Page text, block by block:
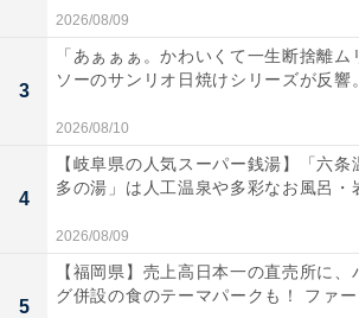
2026/08/09
3
「あぁぁぁ。かわいくて一生断捨離ム
ソーのサンリオ日焼けシリーズが反響
2026/08/10
4
【岐阜県の人気スーパー銭湯】「六条
多の湯」は人工温泉や多彩なお風呂・
2026/08/09
5
【福岡県】売上高日本一の直売所に、
グ併設の食のテーマパークも！ ファー